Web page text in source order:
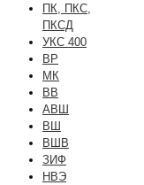
ПК, ПКС,
ПКСД
УКС 400
ВР
МК
ВВ
АВШ
ВШ
ВШВ
ЗИФ
НВЭ